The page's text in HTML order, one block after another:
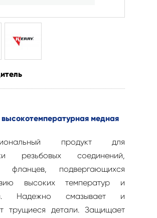
медная
продукт для
резьбовых соединений,
фланцев, подвергающихся
высоких температур и
Надежно смазывает и
трущиеся детали. Защищает